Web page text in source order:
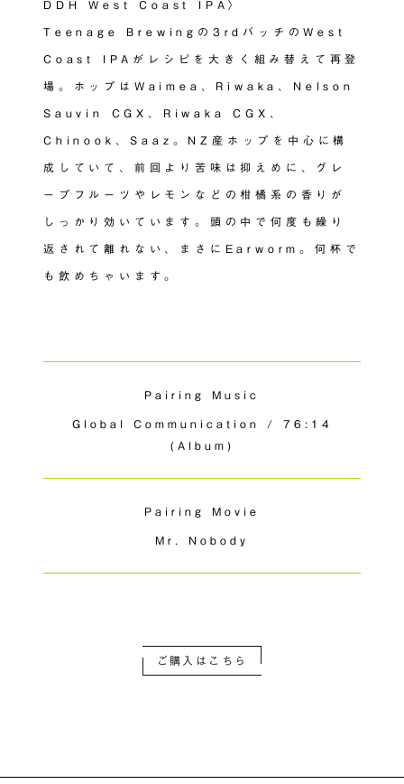
DDH West Coast IPA〉
Teenage Brewingの3rdバッチのWest
Coast IPAがレシピを大きく組み替えて再登
場。ホップはWaimea、Riwaka、Nelson
Sauvin CGX、Riwaka CGX、
Chinook、Saaz。NZ産ホップを中心に構
成していて、前回より苦味は抑えめに、グレ
ープフルーツやレモンなどの柑橘系の香りが
しっかり効いています。頭の中で何度も繰り
返されて離れない、まさにEarworm。何杯で
も飲めちゃいます。
Pairing Music
Global Communication / 76:14
(Album)
Pairing Movie
Mr. Nobody
ご購入はこちら